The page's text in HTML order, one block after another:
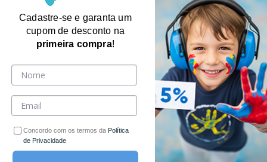
Kit Ark Therapeutic
Cadastre-se e garanta um
cupom de desconto na
primeira compra!
Concordo com os termos da Política
de Privacidade